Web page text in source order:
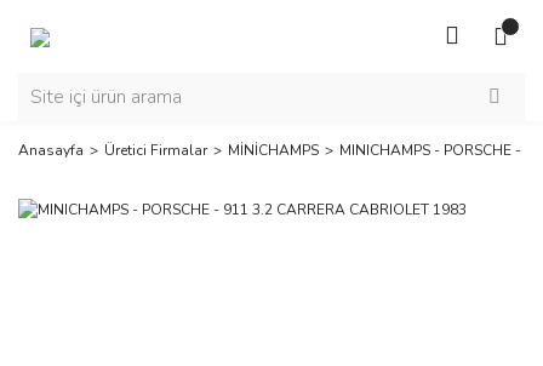
Anasayfa Üretici Firmalar MİNİCHAMPS MINICHAMPS - PORSCHE -